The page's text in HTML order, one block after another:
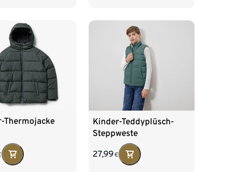
Thermojacke
Kinder-Teddyplüsch-
Steppweste
27,99€